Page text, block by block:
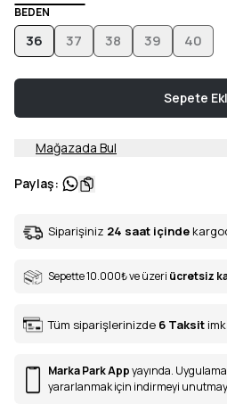
BEDEN
36 37 38 39 40
Sepete
Mağazada Bul
Paylaş:
Siparişiniz 24 saat içinde
Sepette 10.000₺ve üzeri ücretsiz
Tüm siparişlerinizde 6 Taksit
Marka Park Appyayında.
yararlanmak için indirmeyi